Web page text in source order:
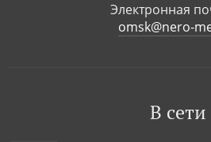
Электронная
omsk@nero-
В сети